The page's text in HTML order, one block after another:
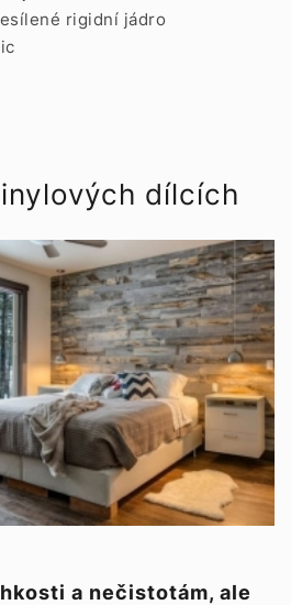
rigidní jádro
dílcích
a nečistotám, ale